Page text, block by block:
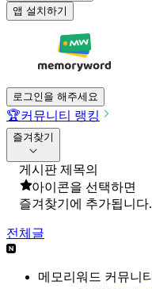
앱 설치하기
로그인을 해주세요
🏆커뮤니티 랭킹
즐겨찾기
게시판 제목의
아이콘을 선택하면
즐겨찾기에 추가됩니다.
전체글
메모리워드 커뮤니티